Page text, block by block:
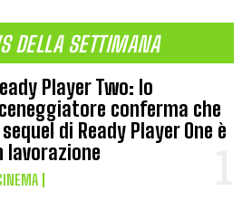
DELLA SETTIMANA
Player Two: lo
conferma che
di Ready Player One è
lavorazione